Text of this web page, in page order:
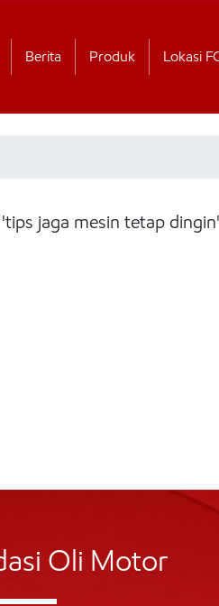
Berita Produk Lokasi
jaga mesin tetap dingin'
Oli Motor